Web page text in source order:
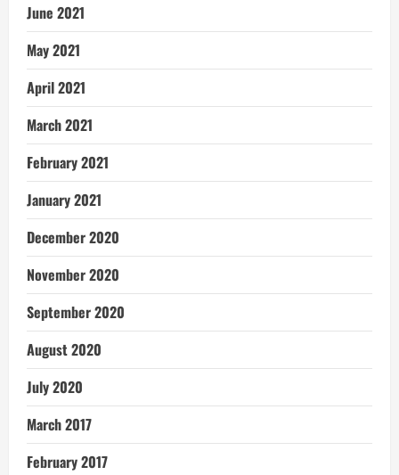
June 2021
May 2021
April 2021
March 2021
February 2021
January 2021
December 2020
November 2020
September 2020
August 2020
July 2020
March 2017
February 2017